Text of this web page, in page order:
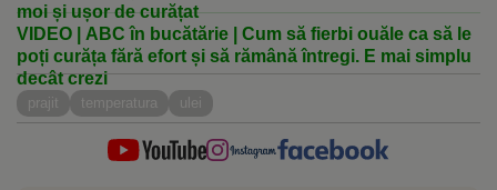
moi și ușor de curățat
VIDEO | ABC în bucătărie | Cum să fierbi ouăle ca să le
poți curăța fără efort și să rămână întregi. E mai simplu
decât crezi
prajit temperatura ulei